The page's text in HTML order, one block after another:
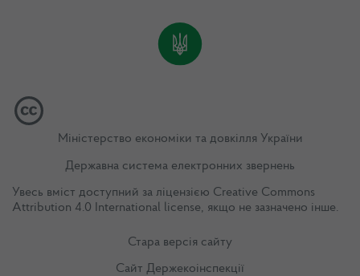
Міністерство економіки та довкілля України
Державна система електронних звернень
Увесь вміст доступний за ліцензією Creative Commons
Attribution 4.0 International license, якщо не зазначено інше.
Стара версія сайту
Сайт Держекоінспекції